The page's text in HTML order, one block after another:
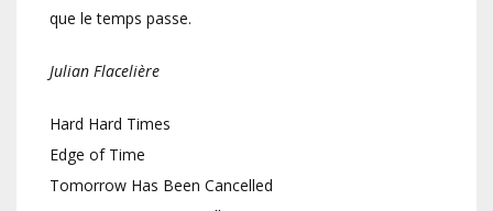
que le temps passe.
Julian Flacelière
Hard Hard Times
Edge of Time
Tomorrow Has Been Cancelled